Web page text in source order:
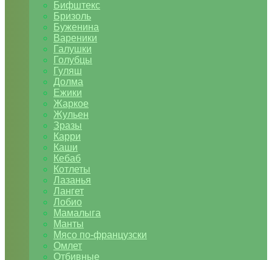
Бифштекс
Бризоль
Буженина
Вареники
Галушки
Голубцы
Гуляш
Долма
Ежики
Жаркое
Жульен
Зразы
Карри
Каши
Кебаб
Котлеты
Лазанья
Лангет
Лобио
Мамалыга
Манты
Мясо по-французски
Омлет
Отбивные